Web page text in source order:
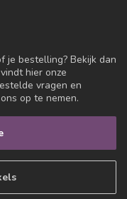
je bestelling? Bekijk dan
hier onze
vragen en
op te nemen.